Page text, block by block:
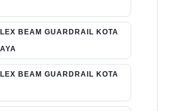
BEAM GUARDRAIL KOTA
BEAM GUARDRAIL KOTA